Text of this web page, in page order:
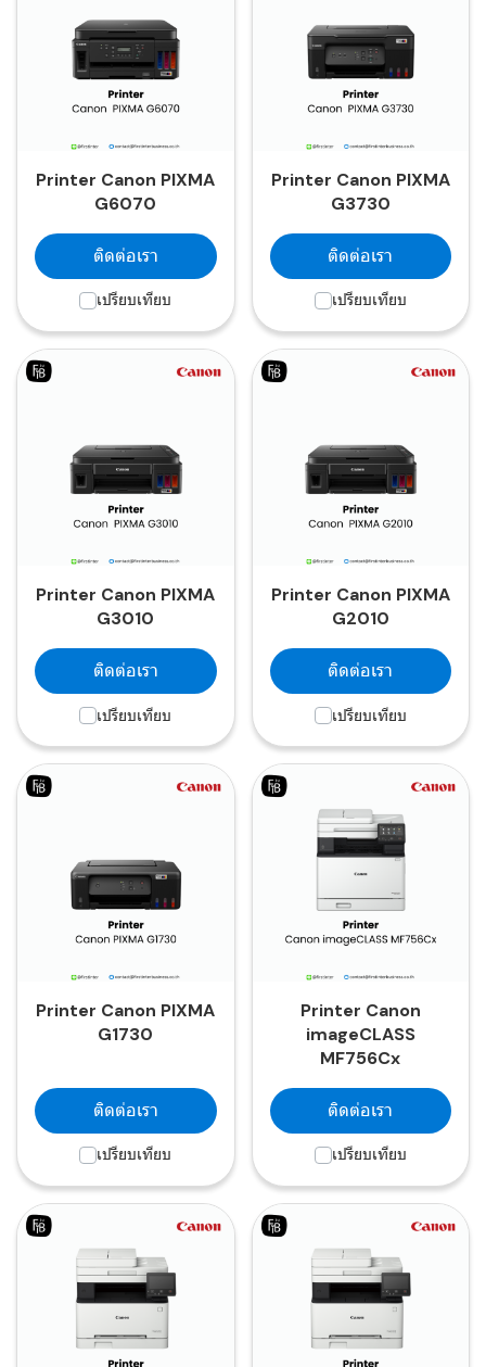
Printer Canon PIXMA
G6070
ติดต่อเรา
เปรียบเทียบ
Printer Canon PIXMA
G3730
ติดต่อเรา
เปรียบเทียบ
Printer Canon PIXMA
G3010
ติดต่อเรา
เปรียบเทียบ
Printer Canon PIXMA
G2010
ติดต่อเรา
เปรียบเทียบ
Printer Canon PIXMA
G1730
ติดต่อเรา
เปรียบเทียบ
Printer Canon
imageCLASS
MF756Cx
ติดต่อเรา
เปรียบเทียบ